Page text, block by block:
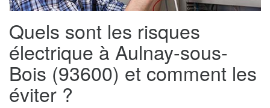
Quels sont les risques
électrique à Aulnay-sous-
Bois (93600) et comment les
éviter ?